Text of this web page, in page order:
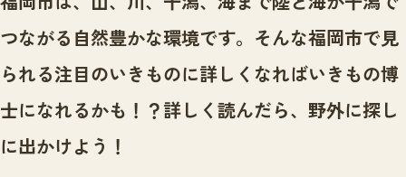
サイトポリシー
プライバシーポリシー
ニュースTOP
市の取組み
いきものガイド
いきものガイドTOP
注目のいきもの
生物多様性のめぐみ
イベント
いきもの調査隊
調査レポート
つながる自然豊かな環境です。 そんな福岡市で見
られる注目のいきものに詳しくなればいきもの博
士になれるかも！？詳しく読んだら、野外に探し
に出かけよう！